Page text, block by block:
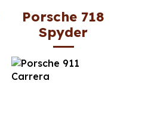
Porsche 718
Spyder